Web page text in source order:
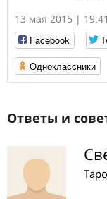
13 мая 2015 | 19:41
Facebook
Одноклассники
Ответы и